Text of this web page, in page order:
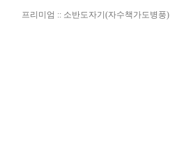
프리미엄 :: 소반도자기(자수책가도병풍)